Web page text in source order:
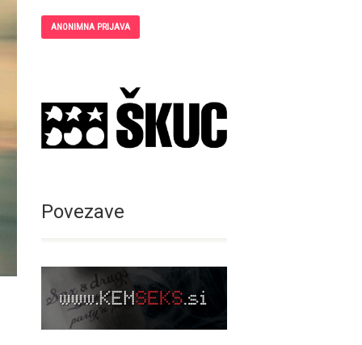
ANONIMNA PRIJAVA
Povezave